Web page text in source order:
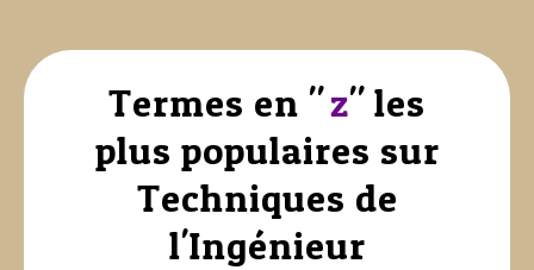
Termes en "z" les
plus populaires sur
Techniques de
l'Ingénieur